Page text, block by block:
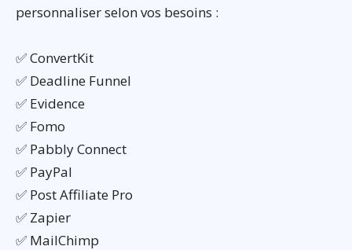
personnaliser selon vos besoins :
✅ ConvertKit
✅ Deadline Funnel
✅ Evidence
✅ Fomo
✅ Pabbly Connect
✅ PayPal
✅ Post Affiliate Pro
✅ Zapier
✅ MailChimp